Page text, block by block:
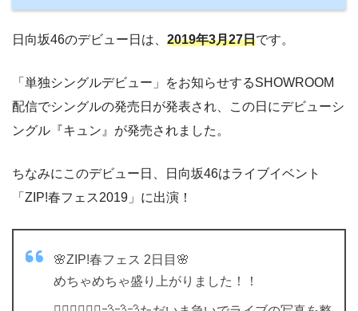
日向坂46のデビュー日は、 2019年3月27日です。
「単独シングルデビュー」をお知らせするSHOWROOM
配信でシングルの発売日が発表され、この日にデビューシ
ングル『キュン』が発売されました。
ちなみにこのデビュー日、日向坂46はライブイベント
「ZIP!春フェス2019」に出演！
🌸ZIP!春フェス 2日目🌸
めちゃめちゃ盛り上がりました！！